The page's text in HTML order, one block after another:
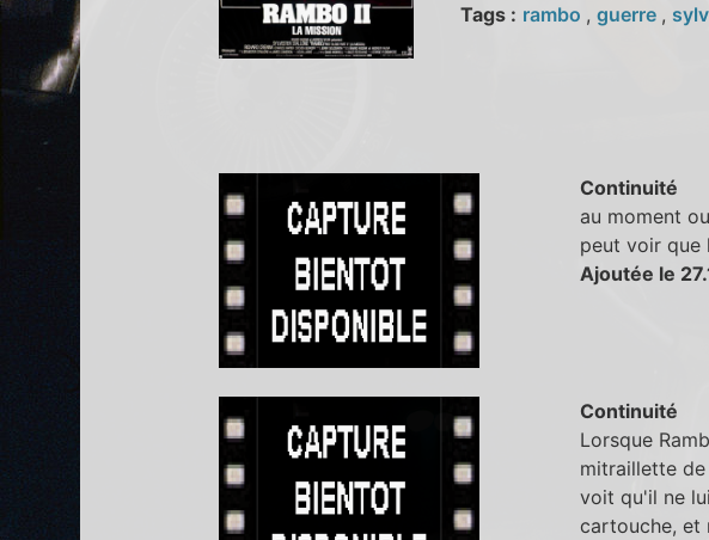
Tags : rambo , guerre ,
Continuité
au moment
peut voir que
Ajoutée le
Continuité
Lorsque
mitraillette
voit qu'il ne
cartouche, et